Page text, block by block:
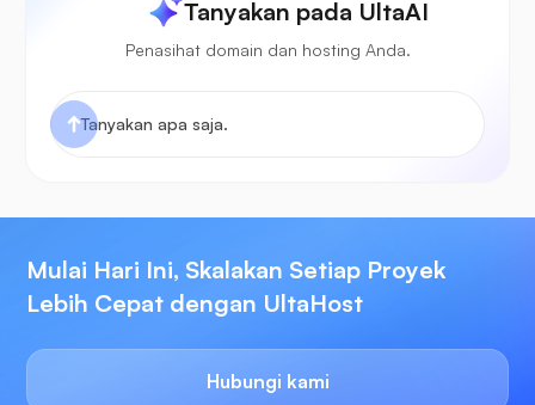
Tanyakan pada UltaAI
Penasihat domain dan hosting Anda.
Mulai Hari Ini, Skalakan Setiap Proyek
Lebih Cepat dengan UltaHost
Hubungi kami